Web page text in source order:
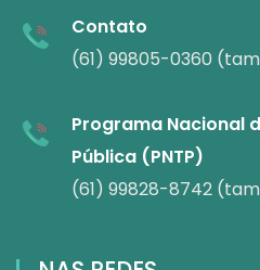
Contato
(61) 99805-0360
Programa Nacional
Pública (PNTP)
(61) 99828-8742